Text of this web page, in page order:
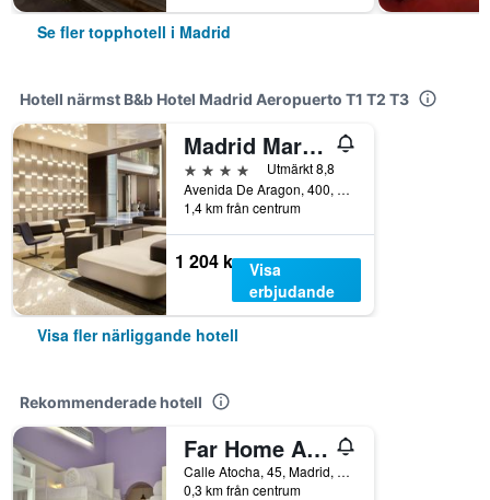
Se fler topphotell i Madrid
Hotell närmst B&b Hotel Madrid Aeropuerto T1 T2 T3
Madrid Marriott Auditorium Hotel & Conference Center
4 stjärnor
Utmärkt 8,8
Avenida De Aragon, 400, Madrid, Spanien
1,4 km från centrum
1 204 kr Visa
erbjudande
Visa fler närliggande hotell
Rekommenderade hotell
Far Home Atocha
Calle Atocha, 45, Madrid, Spanien
0,3 km från centrum